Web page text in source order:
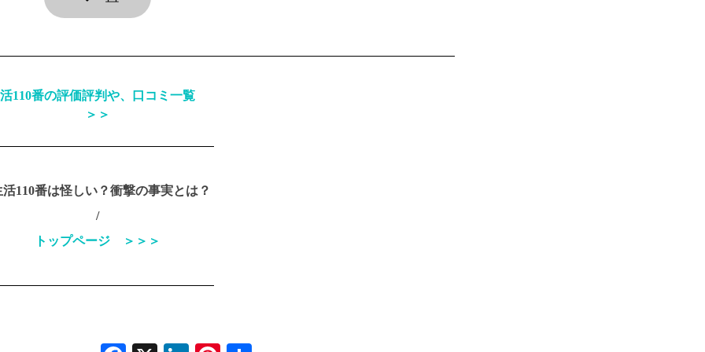
110番の評価評判や、口コミ一覧
＞＞
活110番は怪しい？衝撃の事実とは？
/
トップページ ＞＞＞
Facebook
X LinkedInPinterest